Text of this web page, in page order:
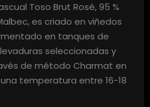
Toso Brut Rosé, 95 %
es criado en viñedos
en tanques de
seleccionadas y
de método Charmat en
temperatura entre 16-18